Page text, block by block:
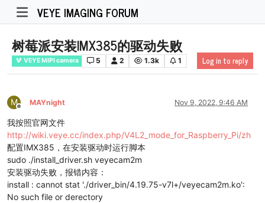
VEYE IMAGING FORUM
树莓派安装IMX385的驱动失败
VEYE MIPI camera 5 2 1.3k 1 Log in to reply
M
Offline
MAYnight Nov 9, 2022, 9:46 AM
我按照官网文件
http://wiki.veye.cc/index.php/V4L2_mode_for_Raspberry_Pi/zh
配置IMX385，在安装驱动时运行脚本
sudo ./install_driver.sh veyecam2m
安装驱动失败，报错内容：
install : cannot stat './driver_bin/4.19.75-v7l+/veyecam2m.ko':
No such file or derectory